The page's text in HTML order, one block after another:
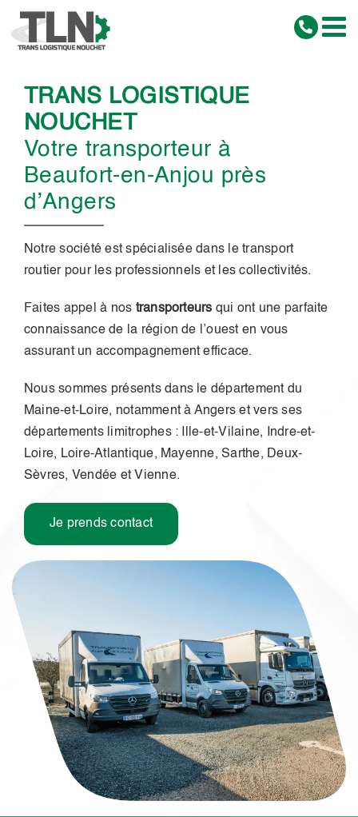
Passer
au
contenu
TRANS LOGISTIQUE
NOUCHET
Votre transporteur à
Beaufort-en-Anjou près
d’Angers
Notre société est spécialisée dans le transport
routier pour les professionnels et les collectivités.
Faites appel à nos transporteurs qui ont une parfaite
connaissance de la région de l’ouest en vous
assurant un accompagnement efficace.
Nous sommes présents dans le département du
Maine-et-Loire, notamment à Angers et vers ses
départements limitrophes : Ille-et-Vilaine, Indre-et-
Loire, Loire-Atlantique, Mayenne, Sarthe, Deux-
Sèvres, Vendée et Vienne.
Je prends contact